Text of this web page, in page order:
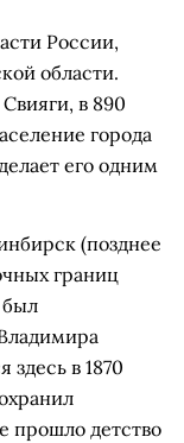
России,
области.
в 890
города
его одним
(позднее
границ
был
в 1870
прошло детство